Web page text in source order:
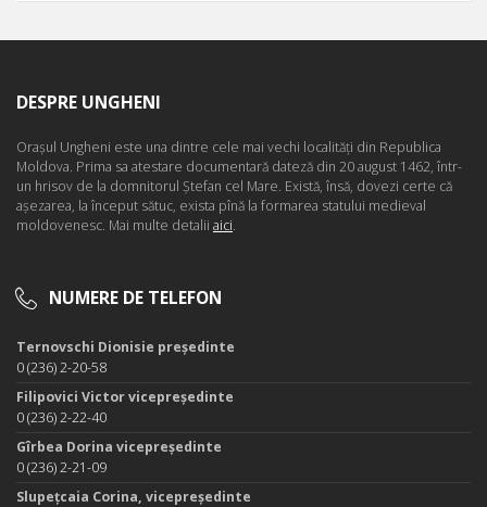
DESPRE UNGHENI
Oraşul Ungheni este una dintre cele mai vechi localităţi din Republica
Moldova. Prima sa atestare documentară dateză din 20 august 1462, într-
un hrisov de la domnitorul Ştefan cel Mare. Există, însă, dovezi certe că
aşezarea, la început sătuc, exista pînă la formarea statului medieval
moldovenesc. Mai multe detalii aici.
NUMERE DE TELEFON
Ternovschi Dionisie președinte
0 (236) 2-20-58
Filipovici Victor vicepreședinte
0 (236) 2-22-40
Gîrbea Dorina vicepreședinte
0 (236) 2-21-09
Slupețcaia Corina, vicepreședinte